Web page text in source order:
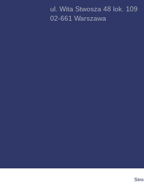
ul. Wita Stwosza 48 lok. 109
02-661 Warszawa